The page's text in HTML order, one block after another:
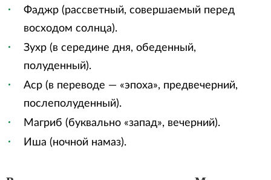
Фаджр (рассветный, совершаемый перед
восходом солнца).
Зухр (в середине дня, обеденный,
полуденный).
Аср (в переводе — «эпоха», предвечерний,
послеполуденный).
Магриб (буквально «запад», вечерний).
Иша (ночной намаз).